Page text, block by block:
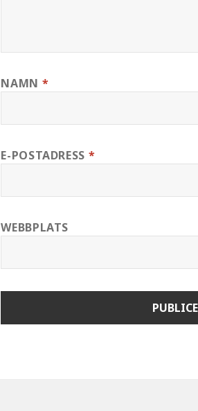
NAMN *
E-POSTADRESS *
WEBBPLATS